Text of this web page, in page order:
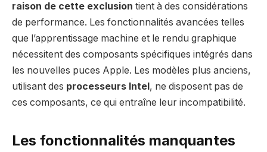
raison de cette exclusion tient à des considérations
de performance. Les fonctionnalités avancées telles
que l’apprentissage machine et le rendu graphique
nécessitent des composants spécifiques intégrés dans
les nouvelles puces Apple. Les modèles plus anciens,
utilisant des processeurs Intel , ne disposent pas de
ces composants, ce qui entraîne leur incompatibilité.
Les fonctionnalités manquantes